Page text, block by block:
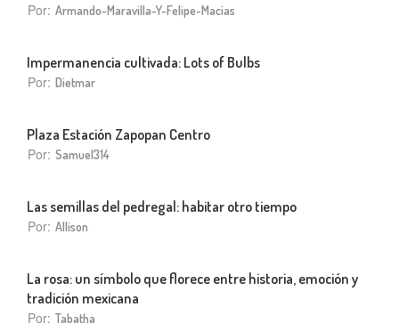
Por: Armando-Maravilla-Y-Felipe-Macias
Impermanencia cultivada: Lots of Bulbs
Por: Dietmar
Plaza Estación Zapopan Centro
Por: Samuel314
Las semillas del pedregal: habitar otro tiempo
Por: Allison
La rosa: un símbolo que florece entre historia, emoción y
tradición mexicana
Por: Tabatha